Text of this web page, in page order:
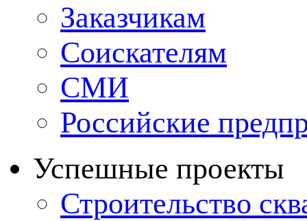
Заказчикам
Соискателям
СМИ
Российские
Успешные проекты
Строительство